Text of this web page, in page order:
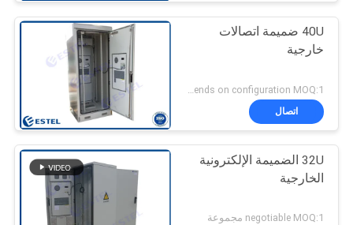
40U ضميمة اتصالات
خارجية
اتصال
32U الضميمة الإلكترونية
الخارجية
negotiable MOQ:1 مجموعة